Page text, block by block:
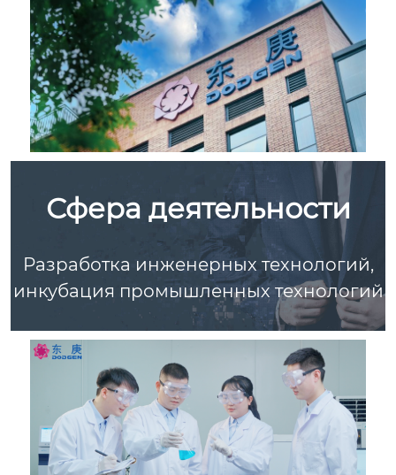
Сфера деятельности
Разработка инженерных технологий,
инкубация промышленных технологий